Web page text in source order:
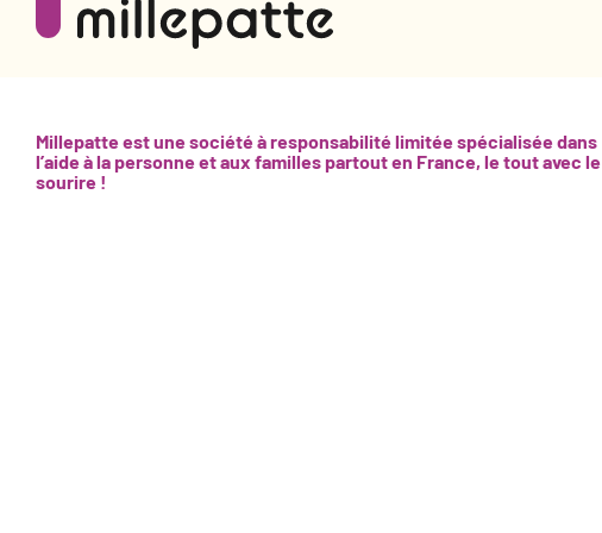
Millepatte est une société à responsabilité limitée spécialisée dans
l’aide à la personne et aux familles partout en France, le tout avec le
sourire !